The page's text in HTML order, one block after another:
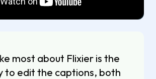
most about Flixier is the
to edit the captions, both